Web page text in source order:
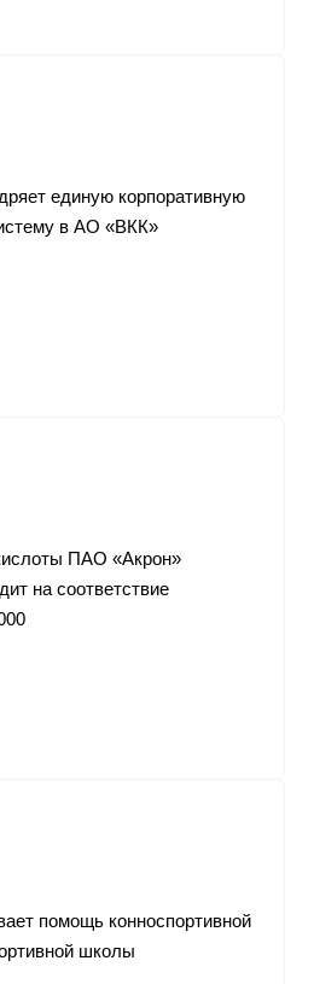
единую корпоративную
в АО «ВКК»
ПАО «Акрон»
на соответствие
помощь конноспортивной
школы